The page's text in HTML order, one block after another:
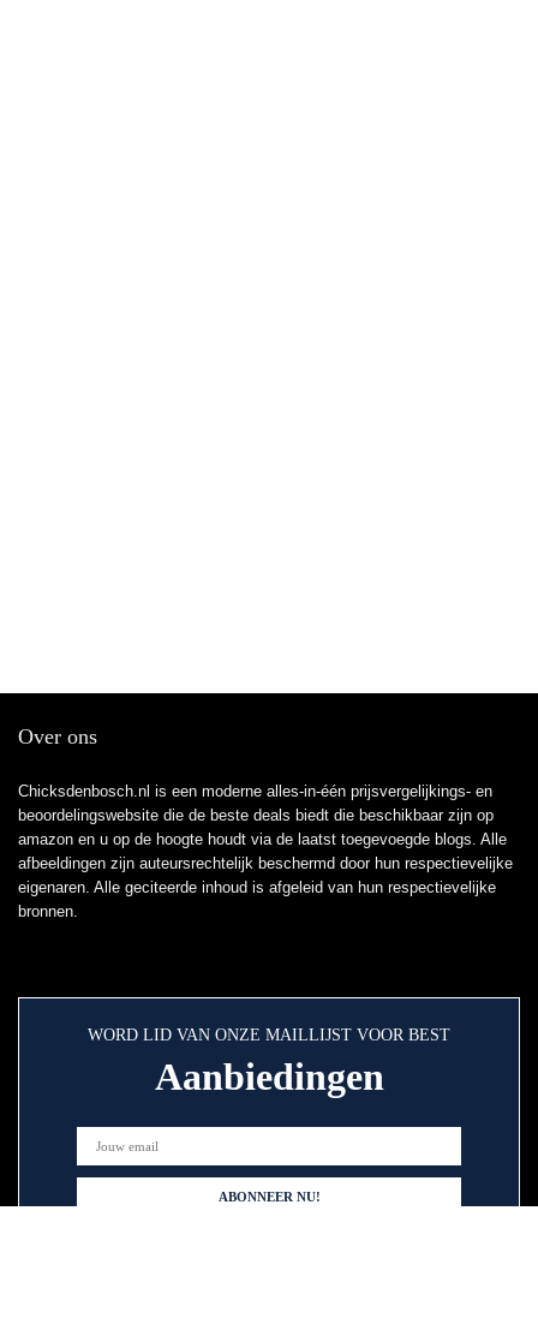
Over ons
Chicksdenbosch.nl is een moderne alles-in-één prijsvergelijkings- en
beoordelingswebsite die de beste deals biedt die beschikbaar zijn op
amazon en u op de hoogte houdt via de laatst toegevoegde blogs. Alle
afbeeldingen zijn auteursrechtelijk beschermd door hun respectievelijke
eigenaren. Alle geciteerde inhoud is afgeleid van hun respectievelijke
bronnen.
WORD LID VAN ONZE MAILLIJST VOOR BEST
Aanbiedingen